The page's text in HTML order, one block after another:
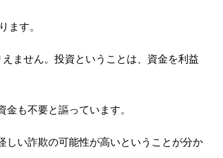
ます。
ません。投資ということは、資金を利益
も不要と謳っています。
しい詐欺の可能性が高いということが分か